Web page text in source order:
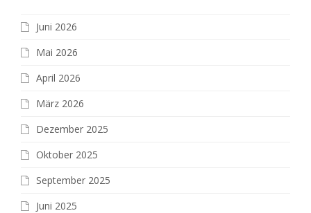
Juni 2026
Mai 2026
April 2026
März 2026
Dezember 2025
Oktober 2025
September 2025
Juni 2025